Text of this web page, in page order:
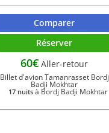
Comparer
Réserver
60€ Aller-retour
Billet d'avion Tamanrasset Bordj
Badji Mokhtar
17 nuitsà Bordj Badji Mokhtar